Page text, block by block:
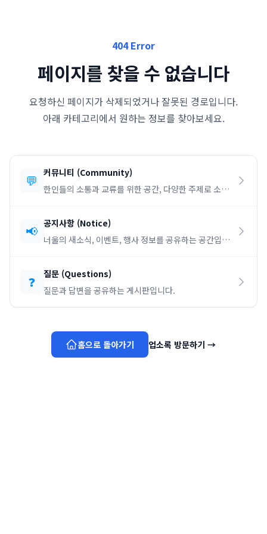
404 Error
페이지를 찾을 수 없습니다
요청하신 페이지가 삭제되었거나 잘못된 경로입니다.
아래 카테고리에서 원하는 정보를 찾아보세요.
💬 커뮤니티 (Community)
한인들의 소통과 교류를 위한 공간, 다양한 주제로 소통
📢 공지사항 (Notice)
너울의 새소식, 이벤트, 행사 정보를 공유하는 공간입니
❓ 질문 (Questions)
질문과 답변을 공유하는 게시판입니다.
홈으로 돌아가기 업소록 방문하기 →